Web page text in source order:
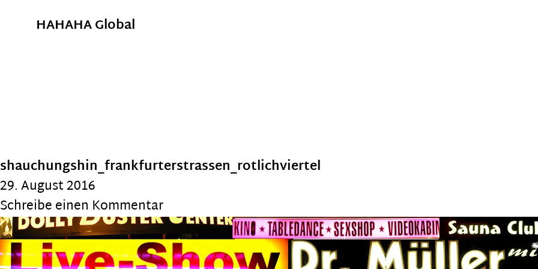
HAHAHA Global
shauchungshin_frankfurterstrassen_rotlichviertel
29. August 2016
Schreibe einen Kommentar